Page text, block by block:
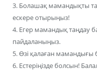
3. Болашақ мамандықты
ескере отырыңыз!
4. Егер мамандық таңдау
пайдаланыңыз.
5. Өзі қалаған
6. Естеріңізде болсын!